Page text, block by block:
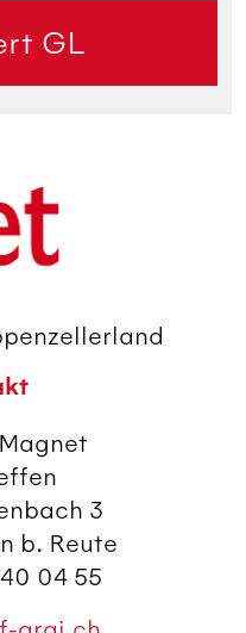
GL
3
b. Reute
04 55